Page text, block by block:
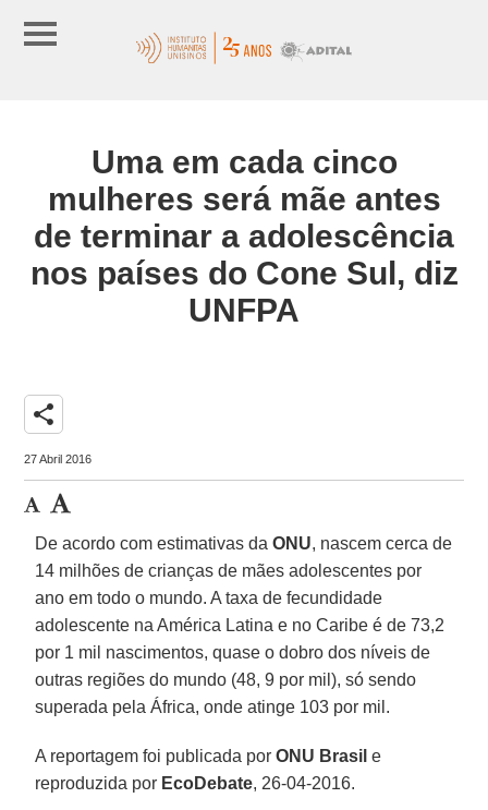
Uma em cada cinco
mulheres será mãe antes
de terminar a adolescência
nos países do Cone Sul, diz
UNFPA
share
27 Abril 2016
De acordo com estimativas daONU, nascem cerca de
14 milhões de crianças de mães adolescentes por
ano em todo o mundo. A taxa de fecundidade
adolescente na América Latina e no Caribe é de 73,2
por 1 mil nascimentos, quase o dobro dos níveis de
outras regiões do mundo (48, 9 por mil), só sendo
superada pela África, onde atinge 103 por mil.
A reportagem foi publicada porONU Brasil e
reproduzida por EcoDebate, 26-04-2016.